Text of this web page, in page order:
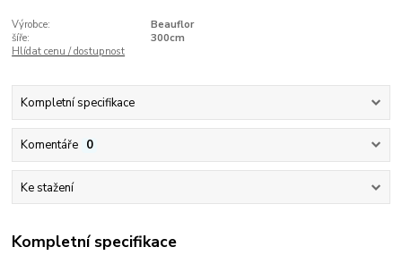
Výrobce:
Beauflor
šíře:
300cm
Hlídat cenu / dostupnost
Kompletní specifikace
Komentáře 0
Ke stažení
Kompletní specifikace